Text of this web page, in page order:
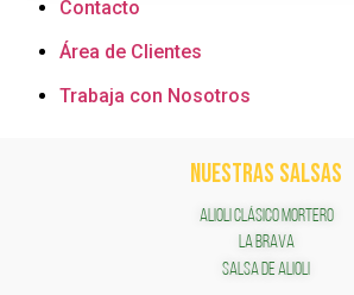
Contacto
Área de Clientes
Trabaja con Nosotros
NUESTRAS SALSAS
ALIOLI CLÁSICO MORTERO
LA BRAVA
SALSA DE ALIOLI